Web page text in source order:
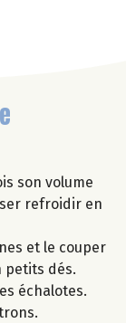
son volume
refroidir en
et le couper
petits dés.
échalotes.